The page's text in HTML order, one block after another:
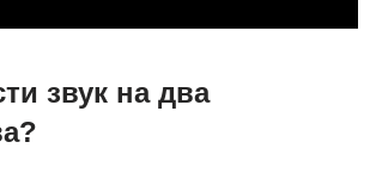
звук на два